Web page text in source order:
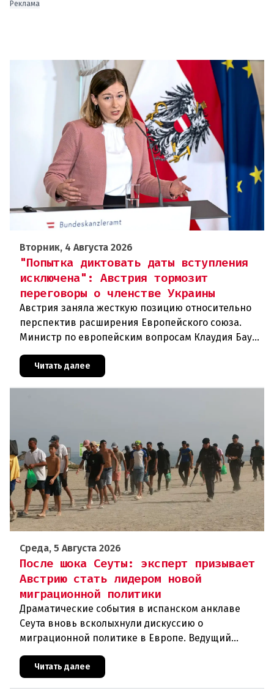
Реклама
Вторник, 4 Августа 2026
"Попытка диктовать даты вступления
исключена": Австрия тормозит
переговоры о членстве Украины
Австрия заняла жесткую позицию относительно
перспектив расширения Европейского союза.
Министр по европейским вопросам Клаудия Бауэр
(ÖVP) категорически исключила возможность
ускоренного присоединения
Читать далее
Среда, 5 Августа 2026
После шока Сеуты: эксперт призывает
Австрию стать лидером новой
миграционной политики
Драматические события в испанском анклаве
Сеута вновь всколыхнули дискуссию о
миграционной политике в Европе. Ведущий
эксперт по миграции Джеральд Кнаус, один из
архитекторов соглашения ЕС-Турция 2016
Читать далее